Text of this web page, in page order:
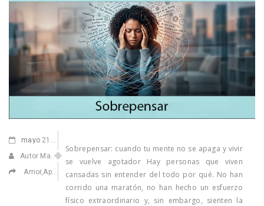
mayo 21,2026
Autor Marisa Navarro
Amor, Apasionarse ,Ayuda, Confiar en ti, Ilusionarse
Sobrepensar: cuando tu mente no se apaga y vivir
se vuelve agotador Hay personas que viven
cansadas sin entender del todo por qué. No han
corrido una maratón, no han hecho un esfuerzo
físico extraordinario y, sin embargo, sienten la